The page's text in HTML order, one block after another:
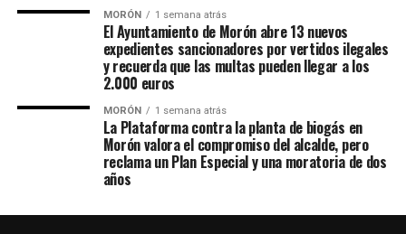
MORÓN 1 semana atrás
El Ayuntamiento de Morón abre 13 nuevos
expedientes sancionadores por vertidos ilegales
y recuerda que las multas pueden llegar a los
2.000 euros
MORÓN 1 semana atrás
La Plataforma contra la planta de biogás en
Morón valora el compromiso del alcalde, pero
reclama un Plan Especial y una moratoria de dos
años